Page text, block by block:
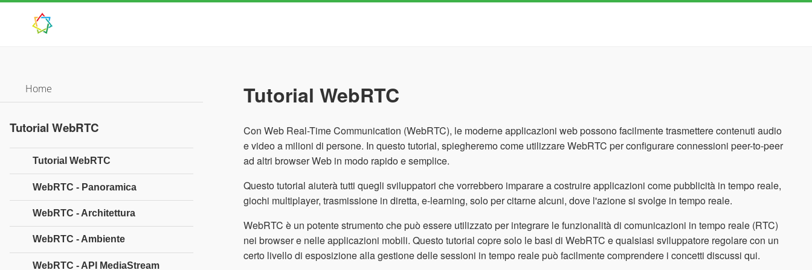
Tutorial WebRTC
Con Web Real-Time Communication (WebRTC), le moderne applicazioni web possono facilmente trasmettere contenuti audio
e video a milioni di persone. In questo tutorial, spiegheremo come utilizzare WebRTC per configurare connessioni peer-to-peer
ad altri browser Web in modo rapido e semplice.
Questo tutorial aiuterà tutti quegli sviluppatori che vorrebbero imparare a costruire applicazioni come pubblicità in tempo reale,
giochi multiplayer, trasmissione in diretta, e-learning, solo per citarne alcuni, dove l'azione si svolge in tempo reale.
WebRTC è un potente strumento che può essere utilizzato per integrare le funzionalità di comunicazioni in tempo reale (RTC)
nei browser e nelle applicazioni mobili. Questo tutorial copre solo le basi di WebRTC e qualsiasi sviluppatore regolare con un
certo livello di esposizione alla gestione delle sessioni in tempo reale può facilmente comprendere i concetti discussi qui.
Home
Tutorial WebRTC
Tutorial WebRTC
WebRTC - Panoramica
WebRTC - Architettura
WebRTC - Ambiente
WebRTC - API MediaStream